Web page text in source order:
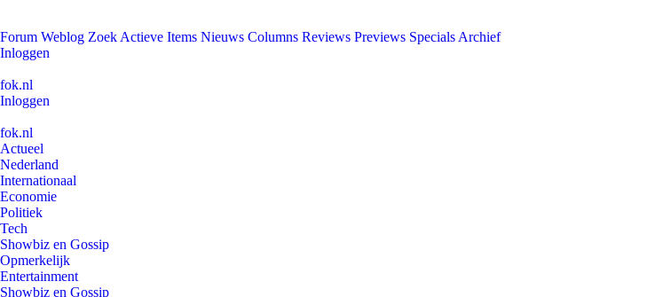
Forum Weblog Zoek Actieve Items Nieuws Columns Reviews Previews Specials Archief
Inloggen
fok.nl
Inloggen
fok.nl
Actueel
Nederland
Internationaal
Economie
Politiek
Tech
Showbiz en Gossip
Opmerkelijk
Entertainment
Showbiz en Gossip